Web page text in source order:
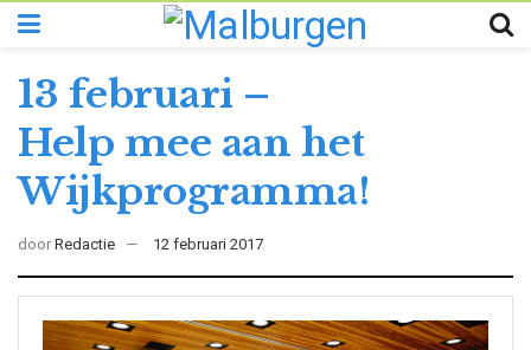
13 februari –
Help mee aan het
Wijkprogramma!
door Redactie 12 februari 2017